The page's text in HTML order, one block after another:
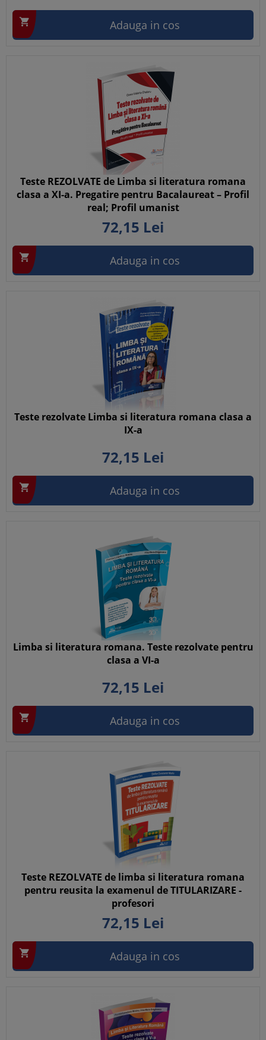
 Adauga in cos
Teste REZOLVATE de Limba si literatura romana
clasa a XI-a. Pregatire pentru Bacalaureat – Profil
real; Profil umanist
72,15 Lei
 Adauga in cos
Teste rezolvate Limba si literatura romana clasa a
IX-a
72,15 Lei
 Adauga in cos
Limba si literatura romana. Teste rezolvate pentru
clasa a VI-a
72,15 Lei
 Adauga in cos
Teste REZOLVATE de limba si literatura romana
pentru reusita la examenul de TITULARIZARE -
profesori
72,15 Lei
 Adauga in cos